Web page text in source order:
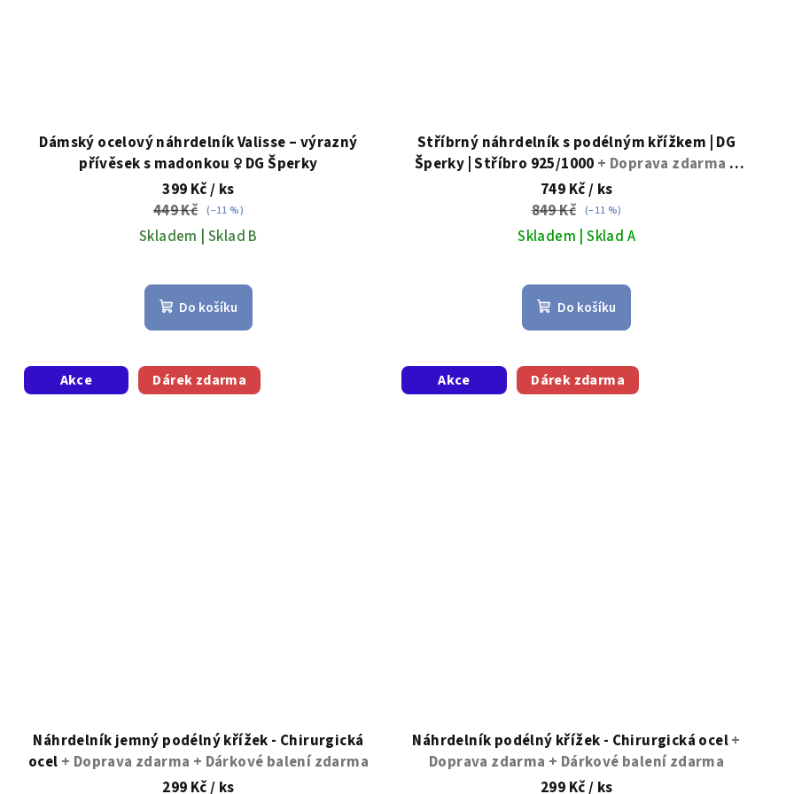
Dámský ocelový náhrdelník Valisse – výrazný
přívěsek s madonkou ♀️ DG Šperky
399 Kč/ ks
449 Kč (–11 %)
Skladem | Sklad B
Do košíku
Stříbrný náhrdelník s podélným křížkem | DG
Šperky | Stříbro 925/1000 + Doprava zdarma +
Dárkové balení zdarma
749 Kč/ ks
849 Kč (–11 %)
Skladem | Sklad A
Do košíku
Akce Dárek zdarma
Náhrdelník jemný podélný křížek - Chirurgická
ocel + Doprava zdarma + Dárkové balení zdarma
299 Kč/ ks
Akce Dárek zdarma
Náhrdelník podélný křížek - Chirurgická ocel+
Doprava zdarma + Dárkové balení zdarma
299 Kč/ ks